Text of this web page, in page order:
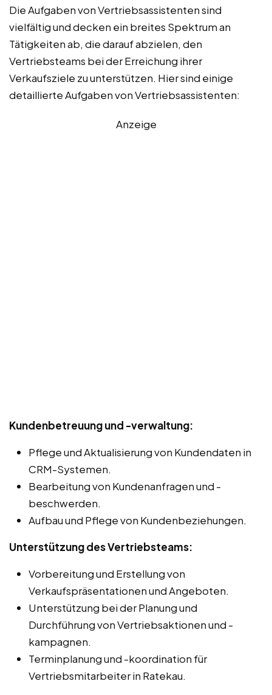
Die Aufgaben von Vertriebsassistenten sind
vielfältig und decken ein breites Spektrum an
Tätigkeiten ab, die darauf abzielen, den
Vertriebsteams bei der Erreichung ihrer
Verkaufsziele zu unterstützen. Hier sind einige
detaillierte Aufgaben von Vertriebsassistenten:
Anzeige
Kundenbetreuung und -verwaltung:
Pflege und Aktualisierung von Kundendaten in
CRM-Systemen.
Bearbeitung von Kundenanfragen und -
beschwerden.
Aufbau und Pflege von Kundenbeziehungen.
Unterstützung des Vertriebsteams:
Vorbereitung und Erstellung von
Verkaufspräsentationen und Angeboten.
Unterstützung bei der Planung und
Durchführung von Vertriebsaktionen und -
kampagnen.
Terminplanung und -koordination für
Vertriebsmitarbeiter in Ratekau.